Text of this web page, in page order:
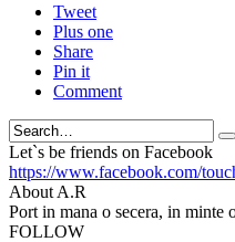
Tweet
Plus one
Share
Pin it
Comment
Let`s be friends on Facebook
https://www.facebook.com/
About A.R
Port in mana o secera, in minte
FOLLOW